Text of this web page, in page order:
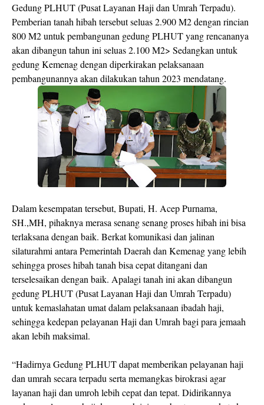
Gedung PLHUT (Pusat Layanan Haji dan Umrah Terpadu).
Pemberian tanah hibah tersebut seluas 2.900 M2 dengan rincian
800 M2 untuk pembangunan gedung PLHUT yang rencananya
akan dibangun tahun ini seluas 2.100 M2> Sedangkan untuk
gedung Kemenag dengan diperkirakan pelaksanaan
pembangunannya akan dilakukan tahun 2023 mendatang.
Dalam kesempatan tersebut, Bupati, H. Acep Purnama,
SH.,MH, pihaknya merasa senang senang proses hibah ini bisa
terlaksana dengan baik. Berkat komunikasi dan jalinan
silaturahmi antara Pemerintah Daerah dan Kemenag yang lebih
sehingga proses hibah tanah bisa cepat ditangani dan
terselesaikan dengan baik. Apalagi tanah ini akan dibangun
gedung PLHUT (Pusat Layanan Haji dan Umrah Terpadu)
untuk kemaslahatan umat dalam pelaksanaan ibadah haji,
sehingga kedepan pelayanan Haji dan Umrah bagi para jemaah
akan lebih maksimal.
“Hadirnya Gedung PLHUT dapat memberikan pelayanan haji
dan umrah secara terpadu serta memangkas birokrasi agar
layanan haji dan umroh lebih cepat dan tepat. Didirikannya